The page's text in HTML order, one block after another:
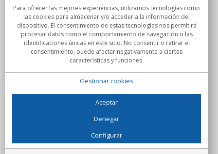
Sobre nosotros
Compromisos
Compras
C/Flassaders, 13, Nave 6, 08130 Santa Perpètua de Mogoda
(Barcelona) - España
Para ofrecer las mejores experiencias, utilizamos tecnologías como
las cookies para almacenar y/o acceder a la información del
dispositivo. El consentimiento de estas tecnologías nos permitirá
procesar datos como el comportamiento de navegación o las
identificaciones únicas en este sitio. No consentir o retirar el
consentimiento, puede afectar negativamente a ciertas
características y funciones.
Gestionar cookies
Aceptar
Denegar
Configurar